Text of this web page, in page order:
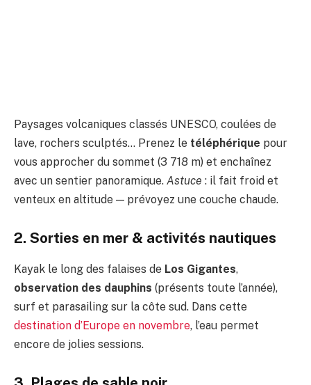
Paysages volcaniques classés UNESCO, coulées de
lave, rochers sculptés… Prenez le téléphérique pour
vous approcher du sommet (3 718 m) et enchaînez
avec un sentier panoramique. Astuce : il fait froid et
venteux en altitude — prévoyez une couche chaude.
2. Sorties en mer & activités nautiques
Kayak le long des falaises de Los Gigantes,
observation des dauphins (présents toute l’année),
surf et parasailing sur la côte sud. Dans cette
destination d’Europe en novembre, l’eau permet
encore de jolies sessions.